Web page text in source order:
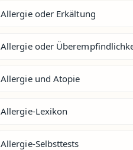
Allergie oder Erkältung
Allergie oder
Allergie und Atopie
Allergie-Lexikon
Allergie-Selbsttests